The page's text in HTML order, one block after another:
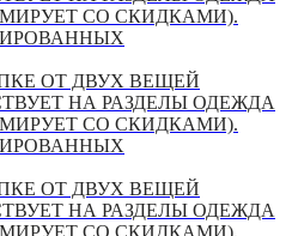
СО СКИДКАМИ).
ОТ ДВУХ ВЕЩЕЙ
НА РАЗДЕЛЫ ОДЕЖДА
СО СКИДКАМИ).
ОТ ДВУХ ВЕЩЕЙ
НА РАЗДЕЛЫ ОДЕЖДА
СО СКИДКАМИ).